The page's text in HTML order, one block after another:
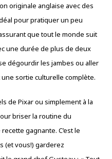
originale anglaise avec des
pour pratiquer un peu
que tout le monde suit
une durée de plus de deux
dégourdir les jambes ou aller
une sortie culturelle complète.
de Pixar ou simplement à la
briser la routine du
gagnante. C’est le
(et vous!) garderez